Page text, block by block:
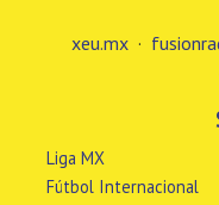
xeu.mx ·
Liga MX
Fútbol Internacional